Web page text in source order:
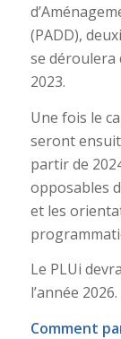
(PADD),
se déroulera
2023.
Une fois le
seront
partir de
opposables
et les
Le PLUi
l’année 2026.
Comment